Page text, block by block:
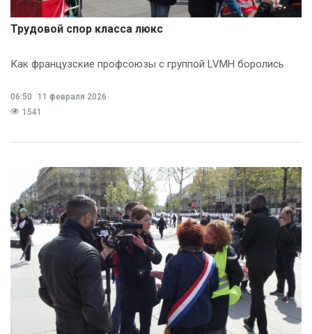
Трудовой спор класса люкс
Как французские профсоюзы с группой LVMH боролись
06:50
11 февраля 2026
1541